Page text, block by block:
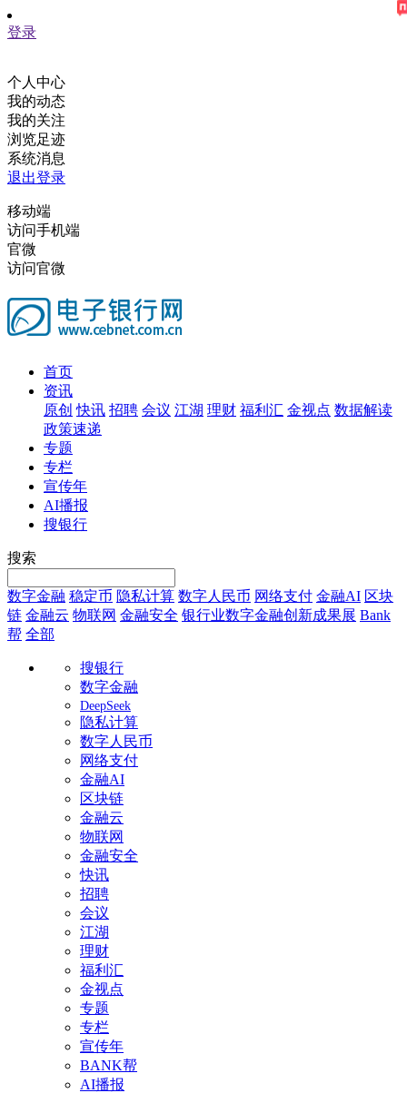
登录
个人中心
我的动态
我的关注
浏览足迹
系统消息
退出登录
移动端
访问手机端
官微
访问官微
首页
资讯
原创 快讯 招聘 会议 江湖 理财 福利汇 金视点 数据解读
政策速递
专题
专栏
宣传年
AI播报
搜银行
搜索
数字金融 稳定币 隐私计算 数字人民币 网络支付 金融AI 区块
链 金融云 物联网 金融安全 银行业数字金融创新成果展 Bank
帮 全部
搜银行
数字金融
DeepSeek
隐私计算
数字人民币
网络支付
金融AI
区块链
金融云
物联网
金融安全
快讯
招聘
会议
江湖
理财
福利汇
金视点
专题
专栏
宣传年
BANK帮
AI播报